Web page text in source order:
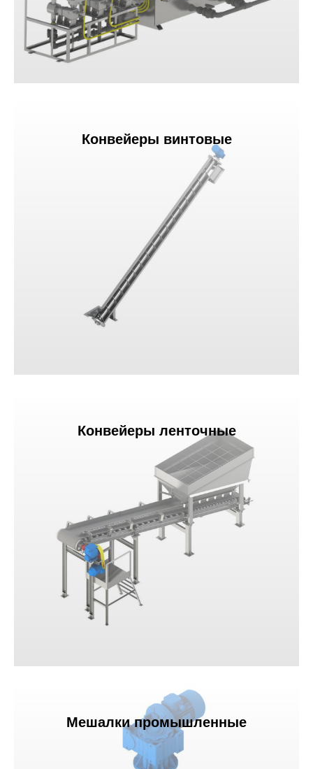
Конвейеры винтовые
Конвейеры ленточные
Мешалки промышленные